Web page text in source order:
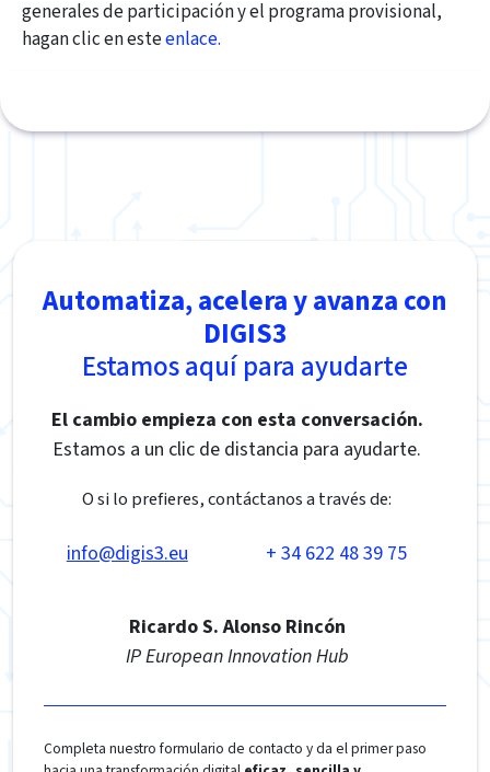
generales de participación y el programa provisional,
hagan clic en esteenlace.
Automatiza, acelera y avanza con
DIGIS3
Estamos aquí para ayudarte
El cambio empieza con esta conversación.
Estamos a un clic de distancia para ayudarte.
O si lo prefieres, contáctanos a través de:
info@digis3.eu + 34 622 48 39 75
Ricardo S. Alonso Rincón
IP European Innovation Hub
Completa nuestro formulario de contacto y da el primer paso